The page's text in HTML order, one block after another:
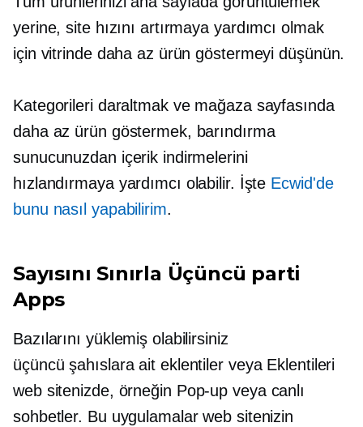
yerine, site hızını artırmaya yardımcı olmak
için vitrinde daha az ürün göstermeyi düşünün.
Kategorileri daraltmak ve mağaza sayfasında
daha az ürün göstermek, barındırma
sunucunuzdan içerik indirmelerini
hızlandırmaya yardımcı olabilir. İşte Ecwid'de
bunu nasıl yapabilirim.
Sayısını Sınırla Üçüncü parti
Apps
Bazılarını yüklemiş olabilirsiniz
üçüncü şahıslara ait eklentiler veya Eklentileri
web sitenizde, örneğin Pop-up veya canlı
sohbetler. Bu uygulamalar web sitenizin